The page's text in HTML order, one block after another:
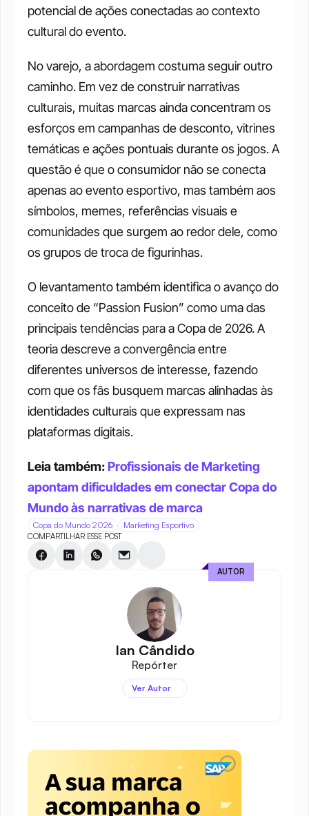
potencial de ações conectadas ao contexto
cultural do evento.
No varejo, a abordagem costuma seguir outro
caminho. Em vez de construir narrativas
culturais, muitas marcas ainda concentram os
esforços em campanhas de desconto, vitrines
temáticas e ações pontuais durante os jogos. A
questão é que o consumidor não se conecta
apenas ao evento esportivo, mas também aos
símbolos, memes, referências visuais e
comunidades que surgem ao redor dele, como
os grupos de troca de figurinhas.
O levantamento também identifica o avanço do
conceito de “Passion Fusion” como uma das
principais tendências para a Copa de 2026. A
teoria descreve a convergência entre
diferentes universos de interesse, fazendo
com que os fãs busquem marcas alinhadas às
identidades culturais que expressam nas
plataformas digitais.
Leia também: Profissionais de Marketing
apontam dificuldades em conectar Copa do
Mundo às narrativas de marca
Copa do Mundo 2026 Marketing Esportivo
COMPARTILHAR ESSE POST
Ian Cândido
Repórter
Ver Autor
AUTOR